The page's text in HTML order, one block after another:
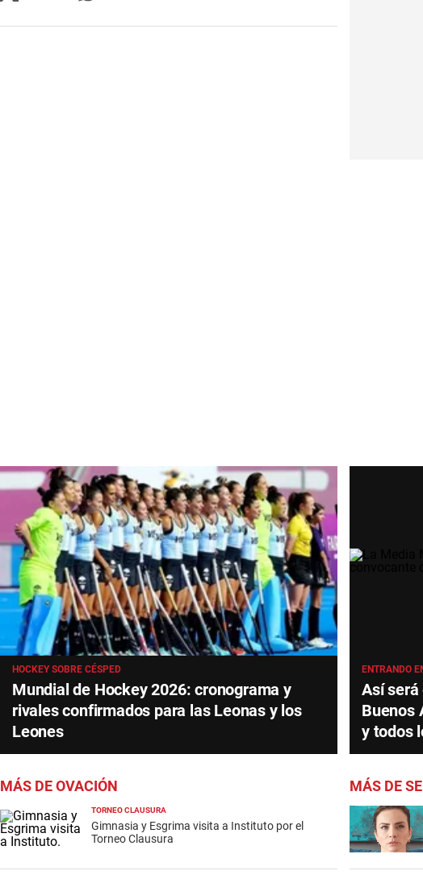
HOCKEY SOBRE CÉSPED
Mundial de Hockey 2026: cronograma y
rivales confirmados para las Leonas y los
Leones
ENTRANDO
Así
Buenos
y todos
MÁS DE OVACIÓN
TORNEO CLAUSURA
Gimnasia y Esgrima visita a Instituto por el
Torneo Clausura
MÁS DE